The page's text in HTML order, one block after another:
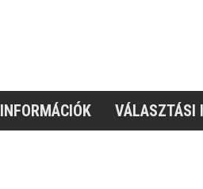
INFORMÁCIÓK VÁLASZTÁSI